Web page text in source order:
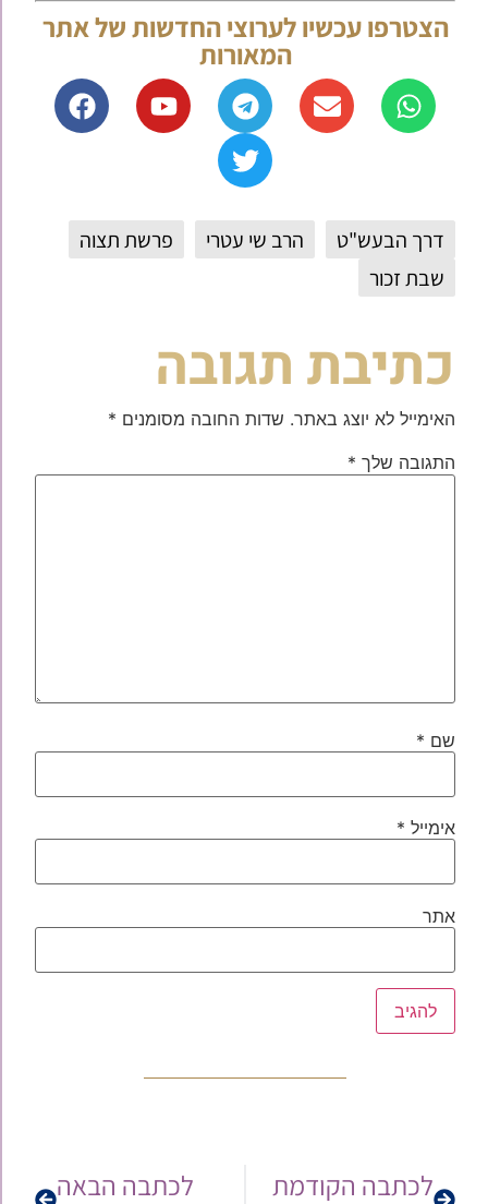
הצטרפו עכשיו לערוצי החדשות של אתר
המאורות
דרך הבעש"ט הרב שי עטרי
פרשת תצוה
שבת זכור
כתיבת תגובה
האימייל לא יוצג באתר. שדות החובה מסומנים *
התגובה שלך *
שם *
אימייל *
אתר
לכתבה הקודמת לכתבה הבאה